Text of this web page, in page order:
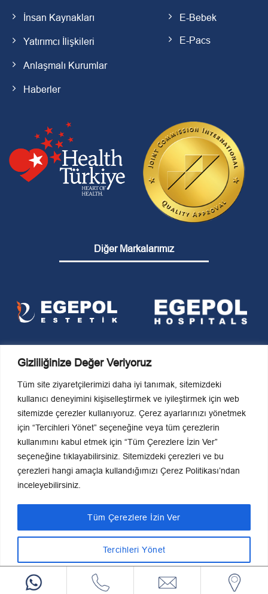
Gizliliğinize Değer Veriyoruz
Tüm site ziyaretçilerimizi daha iyi tanımak, sitemizdeki
kullanıcı deneyimini kişiselleştirmek ve iyileştirmek için web
sitemizde çerezler kullanıyoruz. Çerez ayarlarınızı yönetmek
için “Tercihleri Yönet” seçeneğine veya tüm çerezlerin
kullanımını kabul etmek için “Tüm Çerezlere İzin Ver”
seçeneğine tıklayabilirsiniz. Sitemizdeki çerezleri ve bu
çerezleri hangi amaçla kullandığımızı Çerez Politikası’ndan
inceleyebilirsiniz.
Tercihleri Yönet
Hepsini Reddet
Tüm Çerezlere İzin Ver
İnsan Kaynakları
Yatırımcı İlişkileri
Anlaşmalı Kurumlar
Haberler
E-Bebek
E-Pacs
Diğer Markalarımız
KVKK Politikaları
Son Güncelleme Tarihi
27-03-2026 13:36:37
0 (531) 687 00 86